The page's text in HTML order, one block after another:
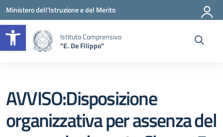
Apri la barra degli strumenti
Vai ai contenuti
Vai al menu di navigazione
Vai al footer
Ministero dell'Istruzione e del Merito
Istituto Comprensivo
"E. De Filippo"
AVVISO:Disposizione
organizzativa per assenza del